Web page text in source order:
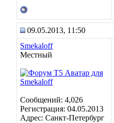
09.05.2013, 11:50
Smekaloff
Местный
Сообщений: 4,026
Регистрация: 04.05.2013
Адрес: Санкт-Петербург